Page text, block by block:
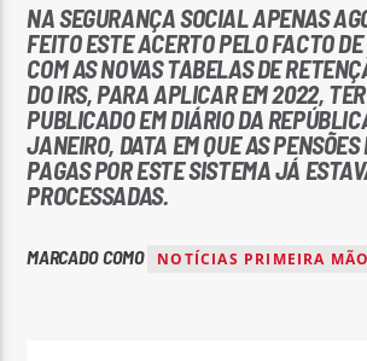
NA SEGURANÇA SOCIAL APENAS
FEITO ESTE ACERTO PELO FACTO
COM AS NOVAS TABELAS DE
DO IRS, PARA APLICAR EM 2022,
PUBLICADO EM DIÁRIO DA
JANEIRO, DATA EM QUE AS PENSÕES
PAGAS POR ESTE SISTEMA JÁ
PROCESSADAS.
MARCADO COMO NOTÍCIAS PRIMEIRA MÃO